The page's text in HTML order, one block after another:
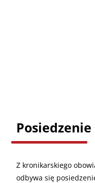
Posiedzenie
Z kronikarskiego
odbywa się